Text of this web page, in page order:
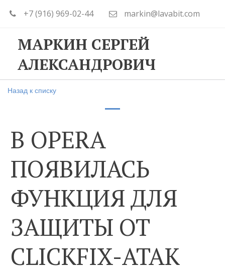
+7 (916) 969-02-44 markin@lavabit.com
МАРКИН СЕРГЕЙ
АЛЕКСАНДРОВИЧ
Назад к списку
В OPERA
ПОЯВИЛАСЬ
ФУНКЦИЯ ДЛЯ
ЗАЩИТЫ ОТ
CLICKFIX-АТАК